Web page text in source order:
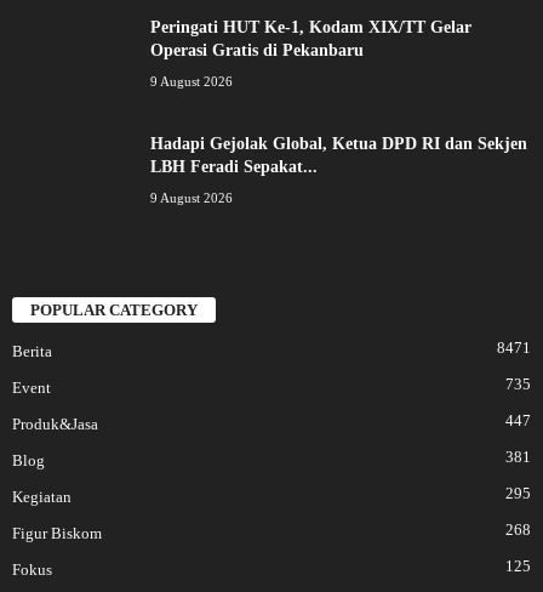
Peringati HUT Ke-1, Kodam XIX/TT Gelar
Operasi Gratis di Pekanbaru
9 August 2026
Hadapi Gejolak Global, Ketua DPD RI dan Sekjen
LBH Feradi Sepakat...
9 August 2026
POPULAR CATEGORY
Berita 8471
Event 735
Produk&Jasa 447
Blog 381
Kegiatan 295
Figur Biskom 268
Fokus 125